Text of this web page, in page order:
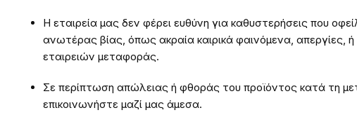
Η εταιρεία μας δεν φέρει ευθύνη για καθυστερήσεις που
ανωτέρας βίας, όπως ακραία καιρικά φαινόμενα, απεργίες,
εταιρειών μεταφοράς.
Σε περίπτωση απώλειας ή φθοράς του προϊόντος κατά τη
επικοινωνήστε μαζί μας άμεσα.